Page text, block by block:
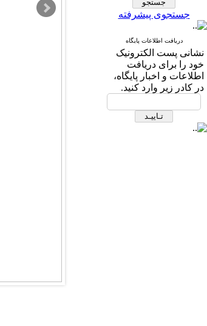
جستجوی پیشرفته
دریافت اطلاعات پایگاه
نشانی پست الكترونیک
خود را برای دریافت
اطلاعات و اخبار پایگاه،
در كادر زیر وارد كنید.